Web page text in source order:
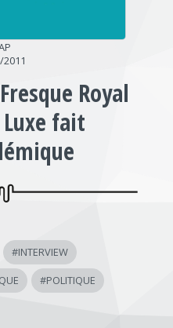
Royal
Luxe fait
#INTERVIEW
#POLITIQUE